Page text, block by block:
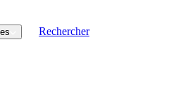
Rechercher